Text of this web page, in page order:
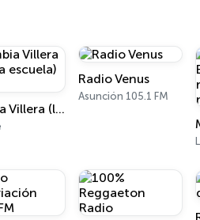
Cumbia Villera (la vieja escuela) Radio
Radio Venus
Asunción 105.1 FM